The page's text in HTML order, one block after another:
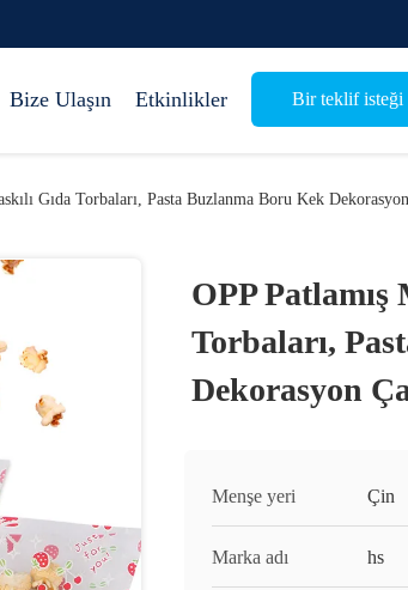
Bize Ulaşın Etkinlikler Bir teklif isteği
Gıda Torbaları, Pasta Buzlanma Boru Kek
OPP Patlamış
Torbaları,
Dekorasyon
Menşe yeri Çin
Marka adı hs